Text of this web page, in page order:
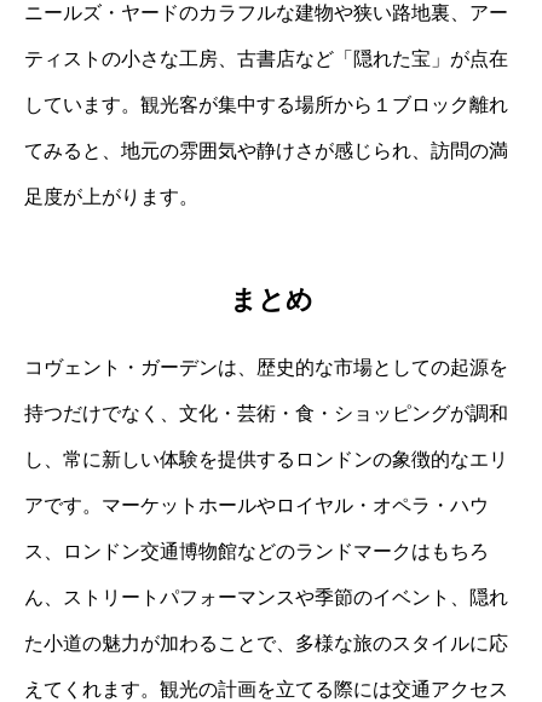
ニールズ・ヤードのカラフルな建物や狭い路地裏、アー
ティストの小さな工房、古書店など「隠れた宝」が点在
しています。観光客が集中する場所から１ブロック離れ
てみると、地元の雰囲気や静けさが感じられ、訪問の満
足度が上がります。
まとめ
コヴェント・ガーデンは、歴史的な市場としての起源を
持つだけでなく、文化・芸術・食・ショッピングが調和
し、常に新しい体験を提供するロンドンの象徴的なエリ
アです。マーケットホールやロイヤル・オペラ・ハウ
ス、ロンドン交通博物館などのランドマークはもちろ
ん、ストリートパフォーマンスや季節のイベント、隠れ
た小道の魅力が加わることで、多様な旅のスタイルに応
えてくれます。観光の計画を立てる際には交通アクセス